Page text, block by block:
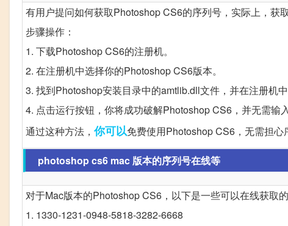
有用户提问如何获取Photoshop CS6的序列号，实际上，
步骤操作：
1. 下载Photoshop CS6的注册机。
2. 在注册机中选择你的Photoshop CS6版本。
3. 找到Photoshop安装目录中的amtlib.dll文件，并在注册机中
4. 点击运行按钮，你将成功破解Photoshop CS6，并无需输入
通过这种方法，你可以免费使用Photoshop CS6，无需担心
photoshop cs6 mac 版本的序列号在线等
对于Mac版本的Photoshop CS6，以下是一些可以在线获取的
1. 1330-1231-0948-5818-3282-6668